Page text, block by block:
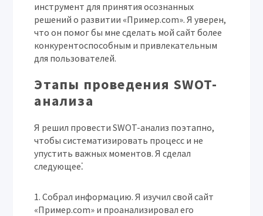
инструмент для принятия осознанных
решений о развитии «Пример.com». Я уверен,
что он помог бы мне сделать мой сайт более
конкурентоспособным и привлекательным
для пользователей.
Этапы проведения SWOT-
анализа
Я решил провести SWOT-анализ поэтапно,
чтобы систематизировать процесс и не
упустить важных моментов. Я сделал
следующее⁚
Собрал информацию. Я изучил свой сайт
«Пример.com» и проанализировал его